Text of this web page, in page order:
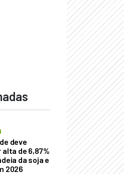
deve
de 6,87%
da soja e
2026